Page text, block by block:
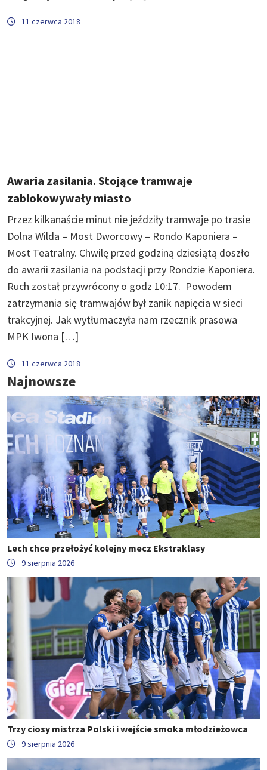
11 czerwca 2018
Awaria zasilania. Stojące tramwaje
zablokowywały miasto
Przez kilkanaście minut nie jeździły tramwaje po trasie
Dolna Wilda – Most Dworcowy – Rondo Kaponiera –
Most Teatralny. Chwilę przed godziną dziesiątą doszło
do awarii zasilania na podstacji przy Rondzie Kaponiera.
Ruch został przywrócony o godz 10:17. Powodem
zatrzymania się tramwajów był zanik napięcia w sieci
trakcyjnej. Jak wytłumaczyła nam rzecznik prasowa
MPK Iwona […]
11 czerwca 2018
Najnowsze
Lech chce przełożyć kolejny mecz Ekstraklasy
9 sierpnia 2026
Trzy ciosy mistrza Polski i wejście smoka młodzieżowca
9 sierpnia 2026